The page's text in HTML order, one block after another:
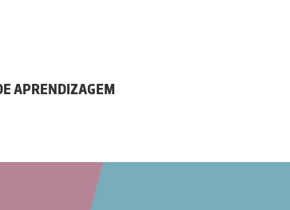
APRENDIZAGEM